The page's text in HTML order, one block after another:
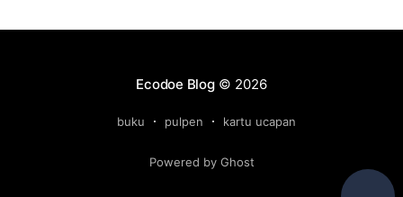
Ecodoe Blog© 2026
buku pulpen kartu ucapan
Powered by Ghost